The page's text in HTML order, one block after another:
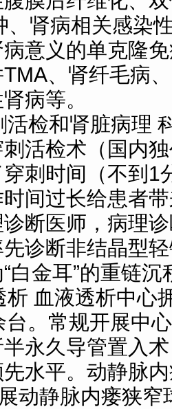
、肾病相关感染
意义的单克隆
、肾纤毛病
病等。
活检和肾脏病理
活检术（国内
刺时间（不到1
间过长给患者
断医师，病理
诊断非结晶型
白金耳”的重链沉
析 血液透析中心
。常规开展中
永久导管置入
水平。动静脉
动静脉内瘘狭窄